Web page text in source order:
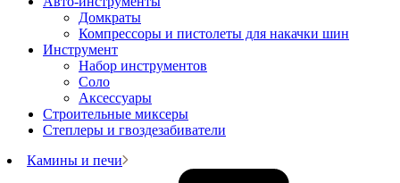
Домкраты
Компрессоры и пистолеты для накачки шин
Инструмент
Набор инструментов
Соло
Аксессуары
Строительные миксеры
Степлеры и гвоздезабиватели
Камины и печи